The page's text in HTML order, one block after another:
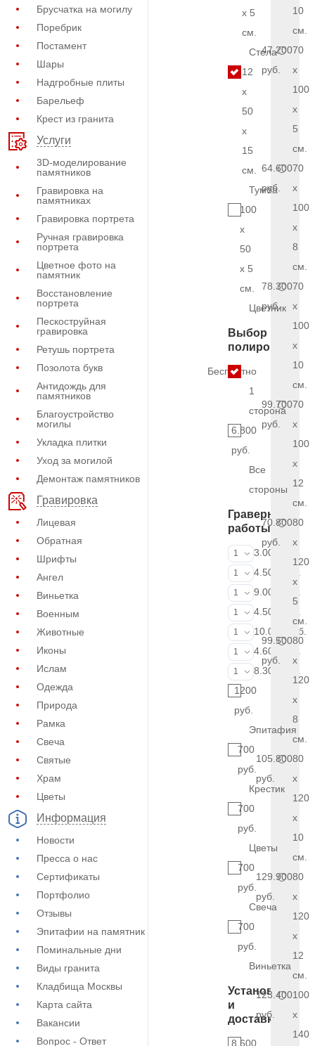
Брусчатка на могилу
Поребрик
Постамент
Шары
Надгробные плиты
Барельеф
Крест из гранита
Услуги
3D-моделирование
памятников
Гравировка на
памятниках
Гравировка портрета
Ручная гравировка
портрета
Цветное фото на
памятник
Восстановление
портрета
Пескоструйная
гравировка
Ретушь портрета
Позолота букв
Антидождь для
памятников
Благоустройство
могилы
Укладка плитки
Уход за могилой
Демонтаж памятников
Гравировка
Лицевая
Обратная
Шрифты
Ангел
Виньетка
Военным
Животные
Иконы
Ислам
Одежда
Природа
Рамка
Свеча
Святые
Храм
Цветы
Информация
Новости
Пресса о нас
Сертификаты
Портфолио
Отзывы
Эпитафии на памятник
Поминальные дни
Виды гранита
Кладбища Москвы
Карта сайта
Вакансии
Вопрос - Ответ
x 5
см.
Стела
12
x
50
x
15
см.
Тумба
100
x
50
x 5
см.
Цветник
Выбор
полировки
Бесплатно
1
сторона
6.800
руб.
Все
стороны
Граверные
работы
ФИО и даты
1
3.000 руб.
ФИО и даты
1
4.500 руб.
ФИО и даты
1
9.000 руб.
Портрет
1
4.500 руб.
Портрет
1
10.000 руб.
Фотокерамика
1
4.600 руб.
Фото на
1
8.300 руб.
1200
руб.
Эпитафия
700
руб.
Крестик
700
руб.
Цветы
700
руб.
Свеча
700
руб.
Виньетка
Установка
и
доставка
8.600
10
см.
47.200
руб.
70
x
100
x
5
см.
64.600
руб.
70
x
100
x
8
см.
78.300
руб.
70
x
100
x
10
см.
99.700
руб.
70
x
100
x
12
см.
70.800
руб.
80
x
120
x
5
см.
99.500
руб.
80
x
120
x
8
см.
105.800
руб.
80
x
120
x
10
см.
129.900
руб.
80
x
120
x
12
см.
123.400
руб.
100
x
140